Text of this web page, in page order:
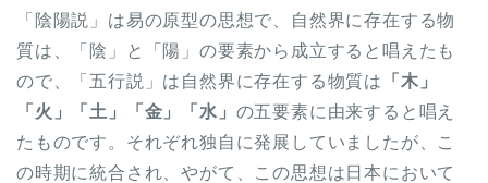
「陰陽説」は易の原型の思想で、自然界に存在する物
質は、「陰」と「陽」の要素から成立すると唱えたも
ので、「五行説」は自然界に存在する物質は
「木」
「火」「土」「金」「水」 の五要素に由来すると唱え
たものです。それぞれ独自に発展していましたが、こ
の時期に統合され、やがて、この思想は日本において